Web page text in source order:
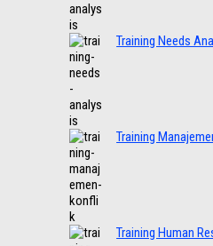
Training Needs
Training
Training Human